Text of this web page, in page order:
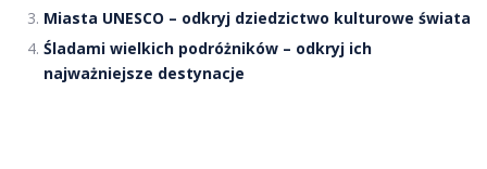
Miasta UNESCO – odkryj dziedzictwo kulturowe świata
Śladami wielkich podróżników – odkryj ich
najważniejsze destynacje